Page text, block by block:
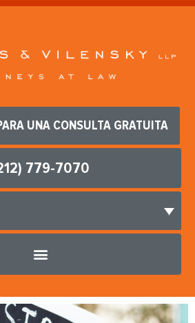
UNA CONSULTA GRATUITA
779-7070